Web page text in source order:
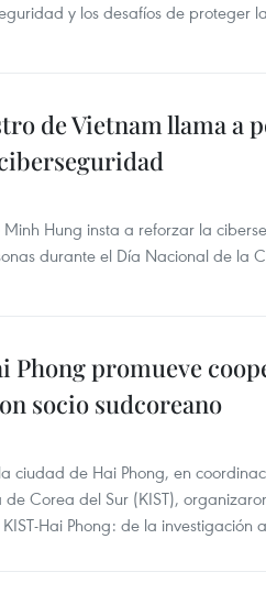
y los desafíos de proteger
de Vietnam llama a
Minh Hung insta a reforzar la
durante el Día Nacional de la
Phong promueve
socio sudcoreano
ciudad de Hai Phong, en
de Corea del Sur (KIST),
Hai Phong: de la